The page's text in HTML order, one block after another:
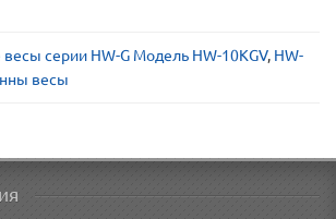
серии HW-G Модель HW-10KGV, HW-
весы